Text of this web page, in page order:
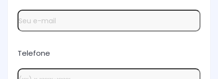
Telefone